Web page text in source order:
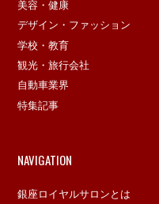
美容・健康
デザイン・ファッション
学校・教育
観光・旅行会社
自動車業界
特集記事
NAVIGATION
銀座ロイヤルサロンとは